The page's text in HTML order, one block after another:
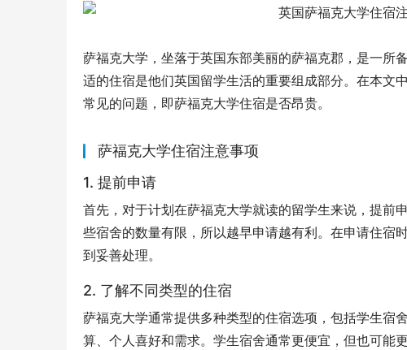
萨福克大学，坐落于英国东部美丽的萨福克郡，是一所
适的住宿是他们英国留学生活的重要组成部分。在本文
常见的问题，即萨福克大学住宿是否昂贵。
萨福克大学住宿注意事项
1. 提前申请
首先，对于计划在萨福克大学就读的留学生来说，提前
些宿舍的数量有限，所以越早申请越有利。在申请住宿
到妥善处理。
2. 了解不同类型的住宿
萨福克大学通常提供多种类型的住宿选项，包括学生宿
算、个人喜好和需求。学生宿舍通常更便宜，但也可能